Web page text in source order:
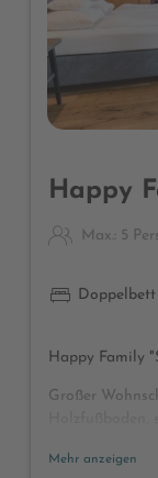
Happy
Max.: 5
Doppelbett
Happy Family
Großer
Klamotten,
Mehr anzeigen